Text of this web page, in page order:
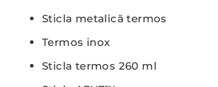
Sticla metalică termos
Termos inox
Sticla termos 260 ml